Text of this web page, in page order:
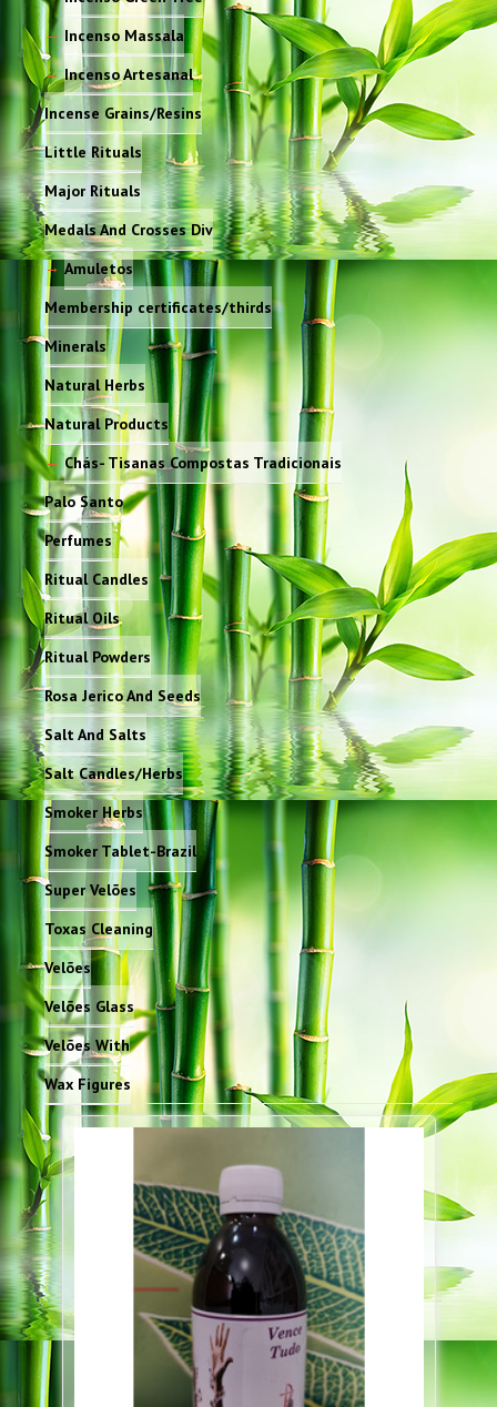
Incenso Massala
Incenso Artesanal
Incense Grains/Resins
Little Rituals
Major Rituals
Medals And Crosses Div
Amuletos
Membership certificates/thirds
Minerals
Natural Herbs
Natural Products
Chás- Tisanas Compostas Tradicionais
Palo Santo
Perfumes
Ritual Candles
Ritual Oils
Ritual Powders
Rosa Jerico And Seeds
Salt And Salts
Salt Candles/Herbs
Smoker Herbs
Smoker Tablet-Brazil
Super Velões
Toxas Cleaning
Velões
Velões Glass
Velões With
Wax Figures